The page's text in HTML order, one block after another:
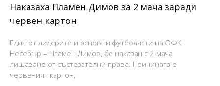
Наказаха Пламен Димов за 2 мача заради
червен картон
Един от лидерите и основни футболисти на ОФК
Несебър – Пламен Димов, бе наказан с 2 мача
лишаване от състезателни права. Причината е
червеният картон,